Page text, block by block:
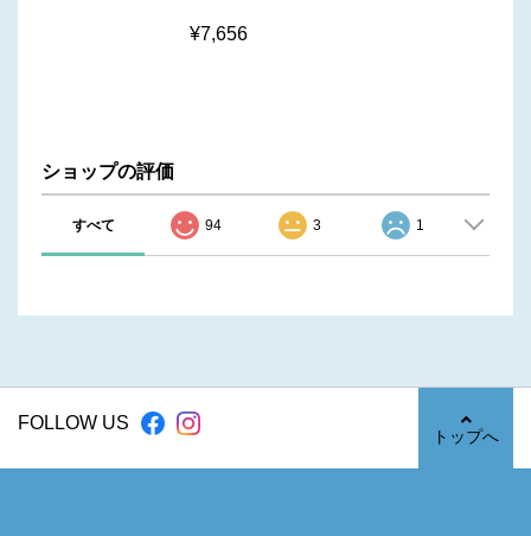
¥7,656
ショップの評価
すべて 94 3 1
FOLLOW US
トップへ